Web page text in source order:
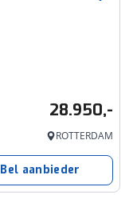
28.950,-
ROTTERDAM
Bel aanbieder